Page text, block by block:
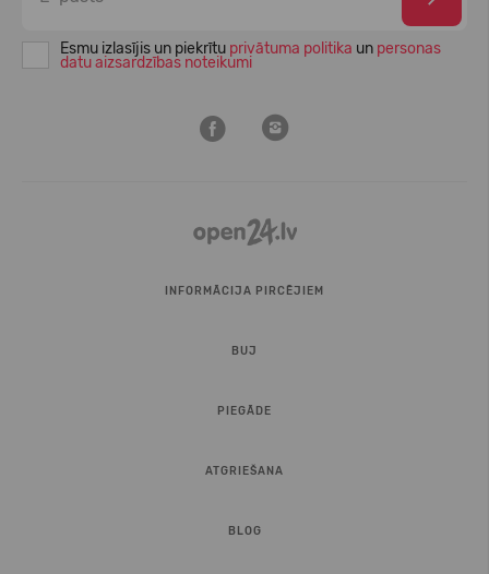
Esmu izlasījis un piekrītu privātuma politika un personas
datu aizsardzības noteikumi
INFORMĀCIJA PIRCĒJIEM
BUJ
PIEGĀDE
ATGRIEŠANA
BLOG